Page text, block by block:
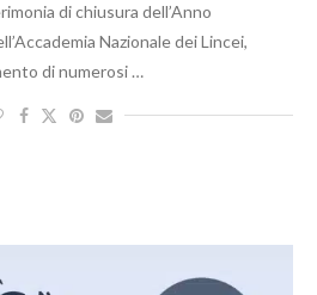
di chiusura dell’Anno
Nazionale dei Lincei,
di numerosi …